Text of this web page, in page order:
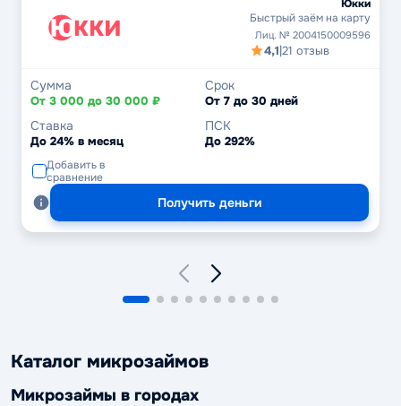
Юкки
Быстрый заём на карту
Лиц. № 2004150009596
4,1|21 отзыв
Сумма
От 3 000 до 30 000 ₽
Срок
От 7 до 30 дней
Ставка
До 24% в месяц
ПСК
До 292%
Добавить в
сравнение
Получить деньги
Каталог микрозаймов
Микрозаймы в городах